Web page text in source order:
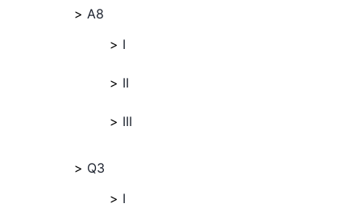
A8
I
II
III
Q3
I